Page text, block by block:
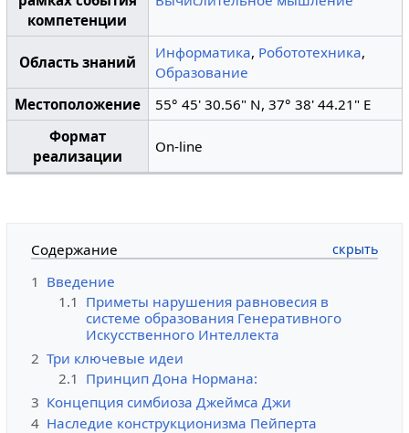
компетенции
Область знаний
Информатика, Робототехника,
Образование
Местоположение
55° 45' 30.56" N, 37° 38' 44.21" E
Формат
реализации
On-line
Содержание
1 Введение
1.1 Приметы нарушения равновесия в
системе образования Генеративного
Искусственного Интеллекта
2 Три ключевые идеи
2.1 Принцип Дона Нормана:
3 Концепция симбиоза Джеймса Джи
4 Наследие конструкционизма Пейперта